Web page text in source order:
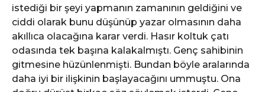
istediği bir şeyi yapmanın zamanının geldiğini ve
ciddi olarak bunu düşünüp yazar olmasının daha
akıllıca olacağına karar verdi. Hasır koltuk çatı
odasında tek başına kalakalmıştı. Genç sahibinin
gitmesine hüzünlenmişti. Bundan böyle aralarında
daha iyi bir ilişkinin başlayacağını ummuştu. Ona